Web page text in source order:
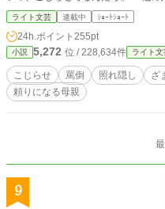
が、続く言葉が違いました。 「だが、それにお前の心が付き合う必要はない」
お母様は電光石火で全てをたちき
ライト文芸 連載中 ｼｮｰﾄｼｮｰﾄ
24h.ポイント 255pt
小説 5,272 位 / 228,634件 ライト文
こじらせ 罵倒 照れ隠し ざ
頼りになる母親
9